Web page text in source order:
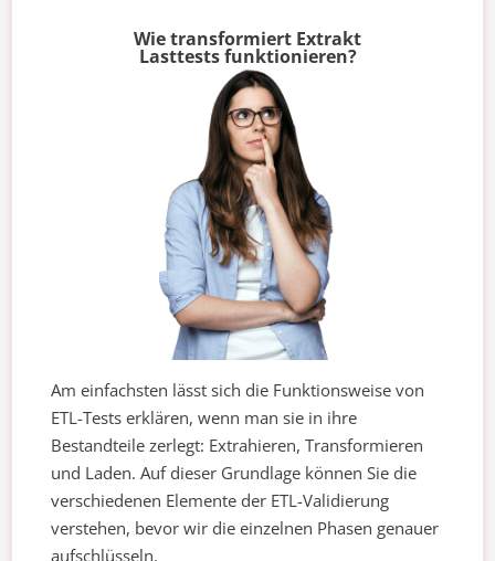
Wie transformiert Extrakt
Lasttests funktionieren?
Am einfachsten lässt sich die Funktionsweise von
ETL-Tests erklären, wenn man sie in ihre
Bestandteile zerlegt: Extrahieren, Transformieren
und Laden. Auf dieser Grundlage können Sie die
verschiedenen Elemente der ETL-Validierung
verstehen, bevor wir die einzelnen Phasen genauer
aufschlüsseln.